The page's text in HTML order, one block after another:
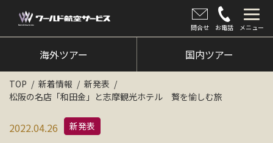
問合せ お電話 メニュー
海外ツアー
国内ツアー
クルーズツアー
ツアー催行状況
海外ツアー 国内ツアー
TOP 新着情報
新発表
松阪の名店「和田金」と志摩観光ホテル 贅を愉しむ旅
2022.04.26 新発表